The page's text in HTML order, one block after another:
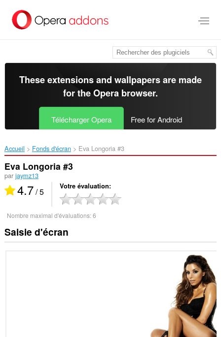
contenu
These extensions and wallpapers are made
for theOpera browser.
Télécharger Opera Free for Android
Accueil Fonds d'écran Eva Longoria #3‎
Eva Longoria #3
par jaymz13
4.7/ 5 Votre évaluation
Nombre maximal d'évaluations:6
Saisie d'écran